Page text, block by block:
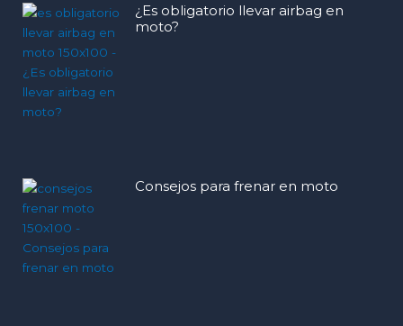
¿Es obligatorio llevar airbag en
moto?
Consejos para frenar en moto